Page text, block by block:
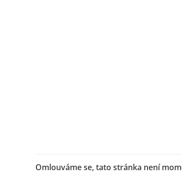
Omlouváme se, tato stránka není